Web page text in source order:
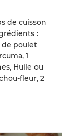
de cuisson
:
de poulet
1
Huile ou
fleur, 2